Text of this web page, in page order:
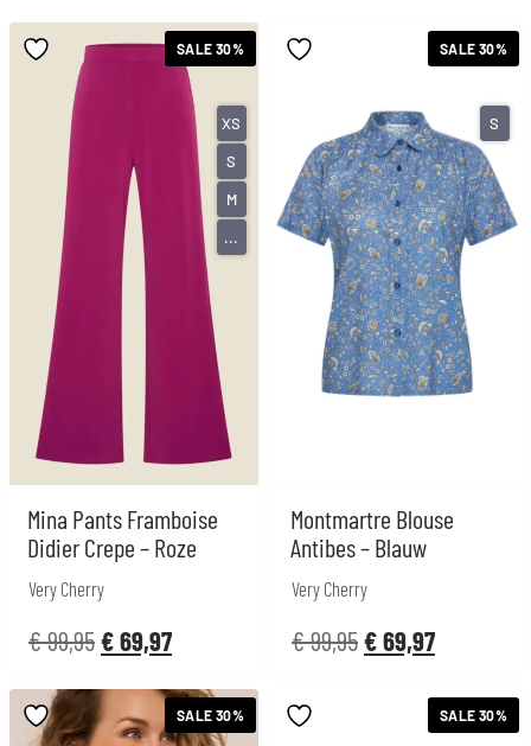
SALE 30%
Mina Pants Framboise
Didier Crepe – Roze
Very Cherry
€99,95€69,97
XS
S
M
...
SALE 30%
Montmartre Blouse
Antibes – Blauw
Very Cherry
€99,95€69,97
S
SALE 30% SALE 30%